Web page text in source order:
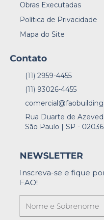
Obras Executadas
Política de Privacidade
Mapa do Site
Contato
(11) 2959-4455
(11) 93026-4455
Rua Duarte de
São Paulo | SP -
NEWSLETTER
Inscreva-se e fique
FAO!